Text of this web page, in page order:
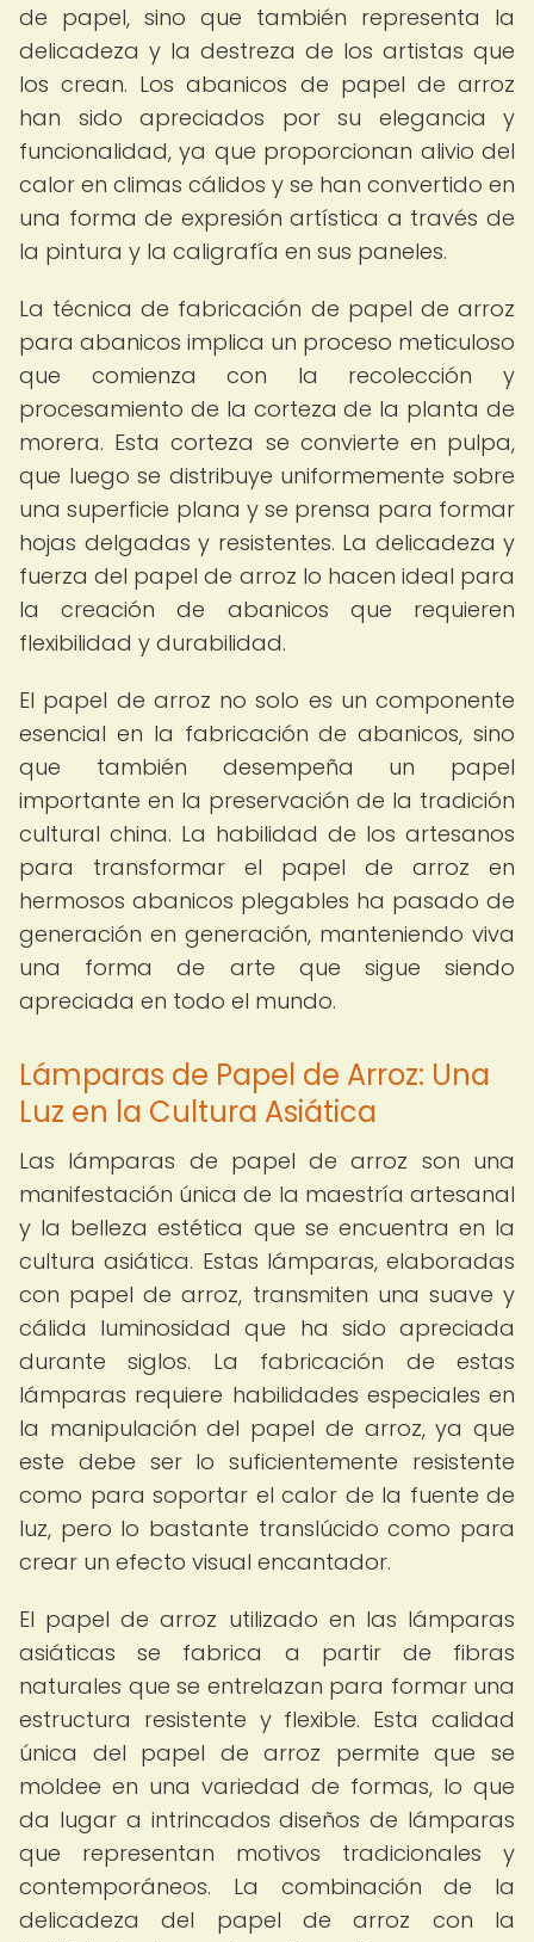
de papel, sino que también representa la
delicadeza y la destreza de los artistas que
los crean. Los abanicos de papel de arroz
han sido apreciados por su elegancia y
funcionalidad, ya que proporcionan alivio del
calor en climas cálidos y se han convertido en
una forma de expresión artística a través de
la pintura y la caligrafía en sus paneles.
La técnica de fabricación de papel de arroz
para abanicos implica un proceso meticuloso
que comienza con la recolección y
procesamiento de la corteza de la planta de
morera. Esta corteza se convierte en pulpa,
que luego se distribuye uniformemente sobre
una superficie plana y se prensa para formar
hojas delgadas y resistentes. La delicadeza y
fuerza del papel de arroz lo hacen ideal para
la creación de abanicos que requieren
flexibilidad y durabilidad.
El papel de arroz no solo es un componente
esencial en la fabricación de abanicos, sino
que también desempeña un papel
importante en la preservación de la tradición
cultural china. La habilidad de los artesanos
para transformar el papel de arroz en
hermosos abanicos plegables ha pasado de
generación en generación, manteniendo viva
una forma de arte que sigue siendo
apreciada en todo el mundo.
Lámparas de Papel de Arroz: Una
Luz en la Cultura Asiática
Las lámparas de papel de arroz son una
manifestación única de la maestría artesanal
y la belleza estética que se encuentra en la
cultura asiática. Estas lámparas, elaboradas
con papel de arroz, transmiten una suave y
cálida luminosidad que ha sido apreciada
durante siglos. La fabricación de estas
lámparas requiere habilidades especiales en
la manipulación del papel de arroz, ya que
este debe ser lo suficientemente resistente
como para soportar el calor de la fuente de
luz, pero lo bastante translúcido como para
crear un efecto visual encantador.
El papel de arroz utilizado en las lámparas
asiáticas se fabrica a partir de fibras
naturales que se entrelazan para formar una
estructura resistente y flexible. Esta calidad
única del papel de arroz permite que se
moldee en una variedad de formas, lo que
da lugar a intrincados diseños de lámparas
que representan motivos tradicionales y
contemporáneos. La combinación de la
delicadeza del papel de arroz con la